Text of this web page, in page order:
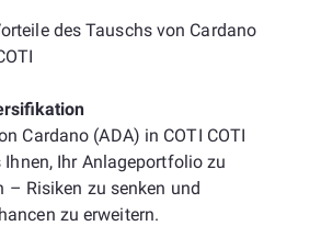
des Tauschs von Cardano
Cardano (ADA) in COTI COTI
Ihr Anlageportfolio zu
– Risiken zu senken und
zu erweitern.